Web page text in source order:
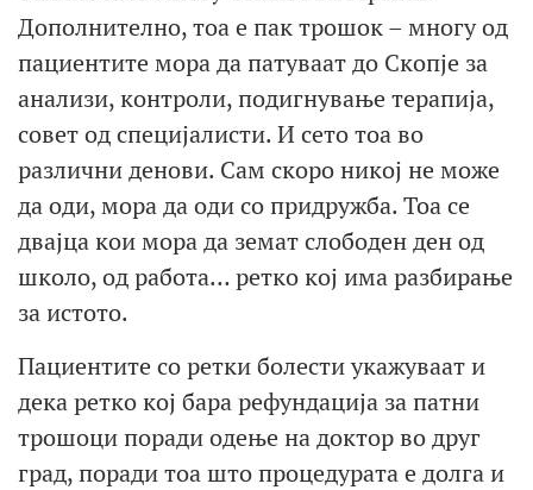
Дополнително, тоа е пак трошок – многу од
пациентите мора да патуваат до Скопје за
анализи, контроли, подигнување терапија,
совет од специјалисти. И сето тоа во
различни денови. Сам скоро никој не може
да оди, мора да оди со придружба. Тоа се
двајца кои мора да земат слободен ден од
школо, од работа… ретко кој има разбирање
за истото.
Пациентите со ретки болести укажуваат и
дека ретко кој бара рефундација за патни
трошоци поради одење на доктор во друг
град, поради тоа што процедурата е долга и